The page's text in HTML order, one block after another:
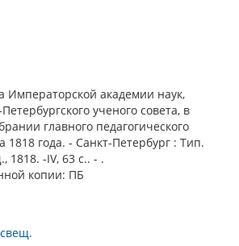
Императорской академии наук,
ученого совета, в
главного педагогического
1818 года. - Санкт-Петербург : Тип.
1818. -IV, 63 с.. - .
копии: ПБ